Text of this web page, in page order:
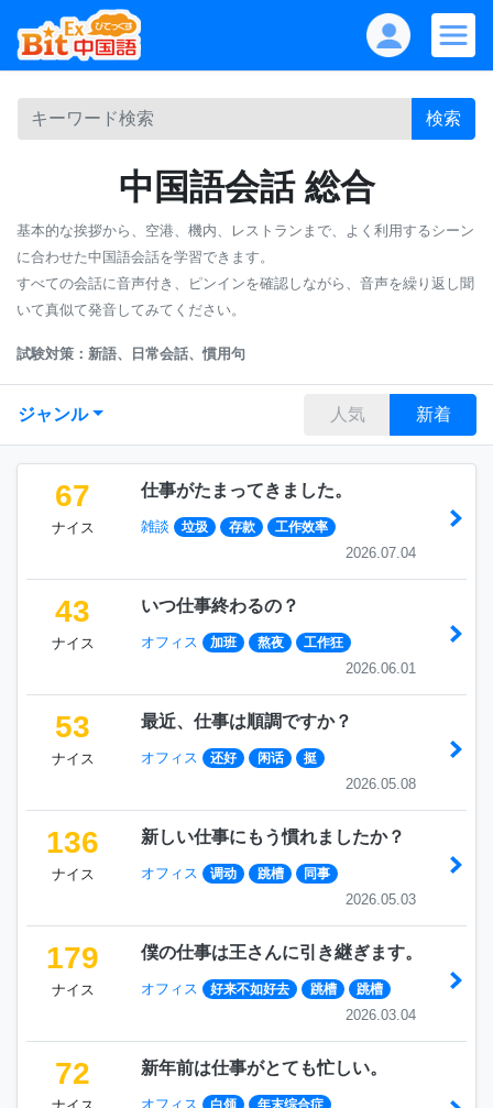
検索
中国語会話 総合
基本的な挨拶から、空港、機内、レストランまで、よく利用するシーン
に合わせた中国語会話を学習できます。
すべての会話に音声付き、ピンインを確認しながら、音声を繰り返し聞
いて真似て発音してみてください。
試験対策：新語、日常会話、慣用句
ジャンル 人気 新着
67
ナイス
仕事がたまってきました。
雑談 垃圾 存款 工作效率
2026.07.04
43
ナイス
いつ仕事終わるの？
オフィス 加班 熬夜 工作狂
2026.06.01
53
ナイス
最近、仕事は順調ですか？
オフィス 还好 闲话 挺
2026.05.08
136
ナイス
新しい仕事にもう慣れましたか？
オフィス 调动 跳槽 同事
2026.05.03
179
ナイス
僕の仕事は王さんに引き継ぎます。
オフィス 好来不如好去 跳槽 跳槽
2026.03.04
72 新年前は仕事がとても忙しい。
オフィス 白领
年末综合症